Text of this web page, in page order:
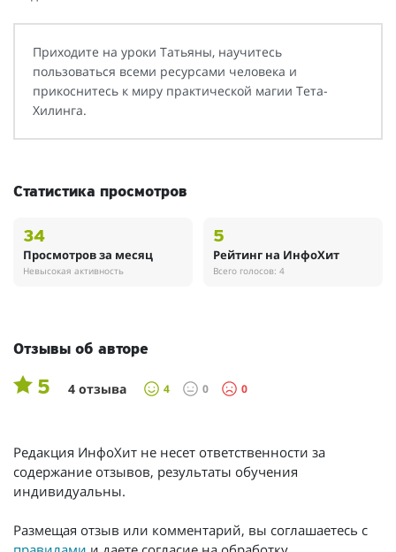
Приходите на уроки Татьяны, научитесь
пользоваться всеми ресурсами человека и
прикоснитесь к миру практической магии Тета-
Хилинга.
Статистика просмотров
34
Просмотров за месяц
Невысокая активность
5
Рейтинг на ИнфоХит
Всего голосов: 4
Отзывы об авторе
5 4 отзыва 4 0 0
Редакция ИнфоХит не несет ответственности за
содержание отзывов, результаты обучения
индивидуальны.
Размещая отзыв или комментарий, вы соглашаетесь с